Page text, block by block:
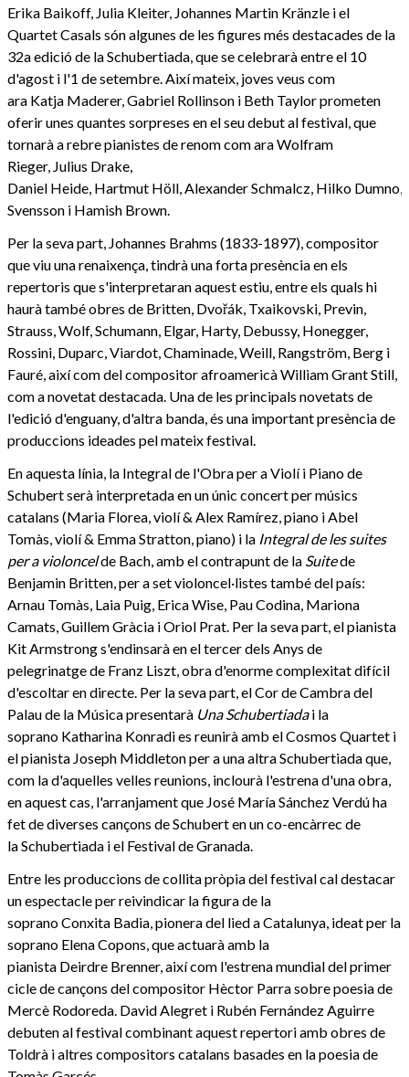
Erika Baikoff, Julia Kleiter, Johannes Martin Kränzle i el
Quartet Casals són algunes de les figures més destacades de la
32a edició de la Schubertiada, que se celebrarà entre el 10
d'agost i l'1 de setembre. Així mateix, joves veus com
ara Katja Maderer, Gabriel Rollinson i Beth Taylor prometen
oferir unes quantes sorpreses en el seu debut al festival, que
tornarà a rebre pianistes de renom com ara Wolfram
Rieger, Julius Drake,
Daniel Heide, Hartmut Höll, Alexander Schmalcz, Hilko Dumno,
Svensson i Hamish Brown.
Per la seva part, Johannes Brahms (1833-1897), compositor
que viu una renaixença, tindrà una forta presència en els
repertoris que s'interpretaran aquest estiu, entre els quals hi
haurà també obres de Britten, Dvořák, Txaikovski, Previn,
Strauss, Wolf, Schumann, Elgar, Harty, Debussy, Honegger,
Rossini, Duparc, Viardot, Chaminade, Weill, Rangström, Berg i
Fauré, així com del compositor afroamericà William Grant Still,
com a novetat destacada. Una de les principals novetats de
l'edició d'enguany, d'altra banda, és una important presència de
produccions ideades pel mateix festival.
En aquesta línia, la Integral de l'Obra per a Violí i Piano de
Schubert serà interpretada en un únic concert per músics
catalans (Maria Florea, violí & Alex Ramírez, piano i Abel
Tomàs, violí & Emma Stratton, piano) i la Integral de les suites
per a violoncelde Bach, amb el contrapunt de la Suitede
Benjamin Britten, per a set violoncel·listes també del país:
Arnau Tomàs, Laia Puig, Erica Wise, Pau Codina, Mariona
Camats, Guillem Gràcia i Oriol Prat. Per la seva part, el pianista
Kit Armstrong s'endinsarà en el tercer dels Anys de
pelegrinatge de Franz Liszt, obra d'enorme complexitat difícil
d'escoltar en directe. Per la seva part, el Cor de Cambra del
Palau de la Música presentarà Una Schubertiadai la
soprano Katharina Konradi es reunirà amb el Cosmos Quartet i
el pianista Joseph Middleton per a una altra Schubertiada que,
com la d'aquelles velles reunions, inclourà l'estrena d'una obra,
en aquest cas, l'arranjament que José María Sánchez Verdú ha
fet de diverses cançons de Schubert en un co-encàrrec de
la Schubertiada i el Festival de Granada.
Entre les produccions de collita pròpia del festival cal destacar
un espectacle per reivindicar la figura de la
soprano Conxita Badia, pionera del lied a Catalunya, ideat per la
soprano Elena Copons, que actuarà amb la
pianista Deirdre Brenner, així com l'estrena mundial del primer
cicle de cançons del compositor Hèctor Parra sobre poesia de
Mercè Rodoreda. David Alegret i Rubén Fernández Aguirre
debuten al festival combinant aquest repertori amb obres de
Toldrà i altres compositors catalans basades en la poesia de